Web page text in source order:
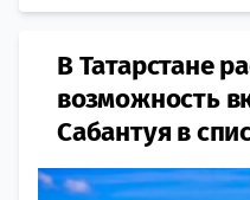
В Татарстане
возможность
Сабантуя в